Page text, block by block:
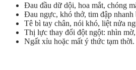
Đau đầu dữ dội, hoa mắt, chóng
Đau ngực, khó thở, tim đập nhanh
Tê bì tay chân, nói khó, liệt nửa
Thị lực thay đổi đột ngột: nhìn
Ngất xỉu hoặc mất ý thức tạm thời.